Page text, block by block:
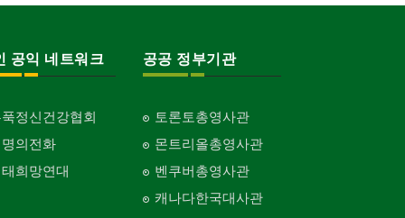
공익 네트워크
정신건강협회
의전화
희망연대
공공 정부기관
토론토총영사관
몬트리올총영사관
벤쿠버총영사관
캐나다한국대사관